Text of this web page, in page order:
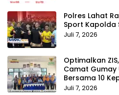
Polres Lahat
Sport Kapolda
Juli 7, 2026
Optimalkan
Camat Gumay
Bersama 10
Juli 7, 2026